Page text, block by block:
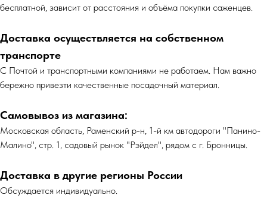
бесплатной, зависит от расстояния и объёма покупки саженцев.
Доставка осуществляется на собственном
транспорте
С Почтой и транспортными компаниями не работаем. Нам важно
бережно привезти качественные посадочный материал.
Самовывоз из магазина:
Московская область, Раменский р-н, 1-й км автодороги "Панино-
Малино", стр. 1, садовый рынок "Рэйдел", рядом с г. Бронницы.
Доставка в другие регионы России
Обсуждается индивидуально.